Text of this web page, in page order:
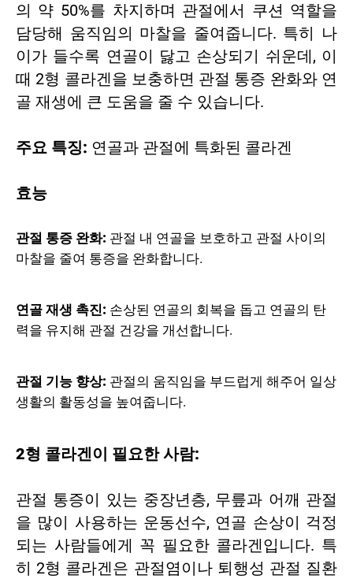
의 약 50%를 차지하며 관절에서 쿠션 역할을
담당해 움직임의 마찰을 줄여줍니다. 특히 나
이가 들수록 연골이 닳고 손상되기 쉬운데, 이
때 2형 콜라겐을 보충하면 관절 통증 완화와 연
골 재생에 큰 도움을 줄 수 있습니다.
주요 특징: 연골과 관절에 특화된 콜라겐
효능
관절 통증 완화: 관절 내 연골을 보호하고 관절 사이의
마찰을 줄여 통증을 완화합니다.
연골 재생 촉진: 손상된 연골의 회복을 돕고 연골의 탄
력을 유지해 관절 건강을 개선합니다.
관절 기능 향상: 관절의 움직임을 부드럽게 해주어 일상
생활의 활동성을 높여줍니다.
2형 콜라겐이 필요한 사람:
관절 통증이 있는 중장년층, 무릎과 어깨 관절
을 많이 사용하는 운동선수, 연골 손상이 걱정
되는 사람들에게 꼭 필요한 콜라겐입니다. 특
히 2형 콜라겐은 관절염이나 퇴행성 관절 질환